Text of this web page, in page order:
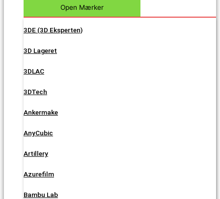
Open Mærker
3DE (3D Eksperten)
3D Lageret
3DLAC
3DTech
Ankermake
AnyCubic
Artillery
Azurefilm
Bambu Lab